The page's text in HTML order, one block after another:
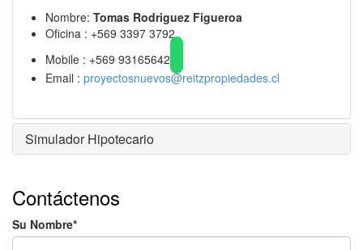
Nombre: Tomas Rodriguez Figueroa
Oficina : +569 3397 3792
Mobile : +569 93165642
Email : proyectosnuevos@reitzpropiedades.cl
Simulador Hipotecario
Contáctenos
Su Nombre*